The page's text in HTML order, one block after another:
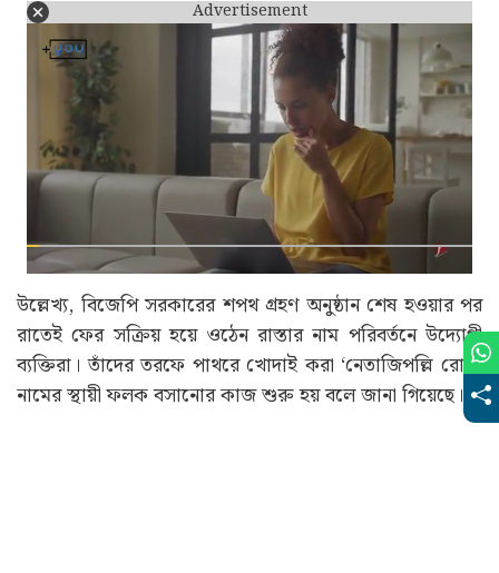
রাস্তার জন্য নতুন ফলক তৈরি করে সেটি বসানোর কাজ চলছিল।
সেই খবর পেয়ে কেন্দ্রীয় বাহিনীকে সঙ্গে নিয়ে ঘটনাস্থলে পৌঁছে
যায় বারাসাত জেলা পুলিশ বাহিনী। পরিস্থিতি যাতে নিয়ন্ত্রণের
বাইরে না যায়, তার জন্য আগে থেকেই এলাকায় নিরাপত্তা
জোরদার করা হয়।এই ঘটনাকে ঘিরে বারাসাত জুড়ে শুরু হয়েছে
চর্চা।
Advertisement